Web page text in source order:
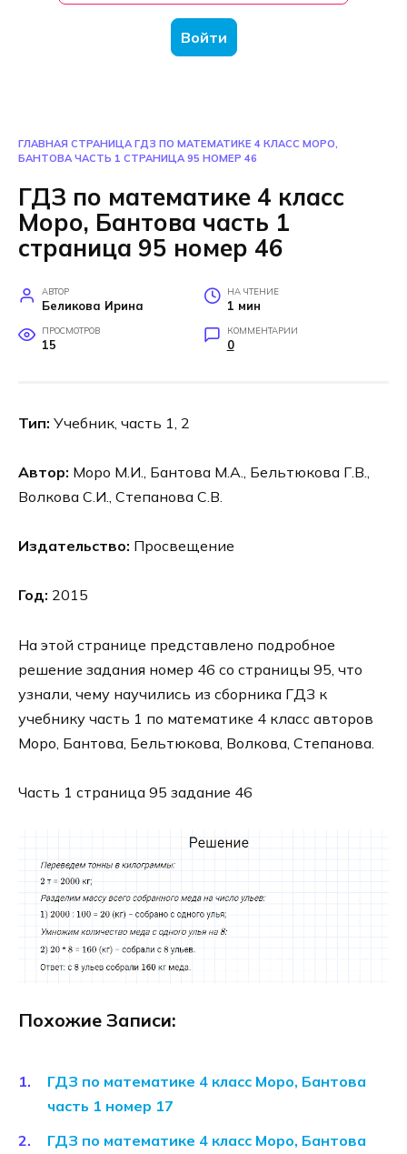
Войти
ГЛАВНАЯ СТРАНИЦА ГДЗ ПО МАТЕМАТИКЕ 4 КЛАСС МОРО,
БАНТОВА ЧАСТЬ 1 СТРАНИЦА 95 НОМЕР 46
ГДЗ по математике 4 класс
Моро, Бантова часть 1
страница 95 номер 46
АВТОР
Беликова Ирина
НА ЧТЕНИЕ
1 мин
ПРОСМОТРОВ
15
КОММЕНТАРИИ
0
Тип: Учебник, часть 1, 2
Автор: Моро М.И., Бантова М.А., Бельтюкова Г.В.,
Волкова С.И., Степанова С.В.
Издательство: Просвещение
Год: 2015
На этой странице представлено подробное
решение задания номер 46 со страницы 95, что
узнали, чему научились из сборника ГДЗ к
учебнику часть 1 по математике 4 класс авторов
Моро, Бантова, Бельтюкова, Волкова, Степанова.
Часть 1 страница 95 задание 46
Похожие Записи:
ГДЗ по математике 4 класс Моро, Бантова
часть 1 номер 17
ГДЗ по математике 4 класс Моро, Бантова